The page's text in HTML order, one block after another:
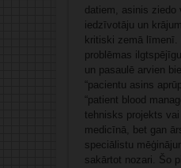
datiem, asinis ziedo
iedzīvotāju un
kritiski zemā līmenī.
problēmas
un pasaulē arvien
“pacientu asins
“patient blood
tehnisks projekts
medicīnā, bet gan
speciālistu
sakārtot nozari. Šo